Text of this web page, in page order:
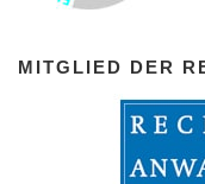
MITGLIED DER